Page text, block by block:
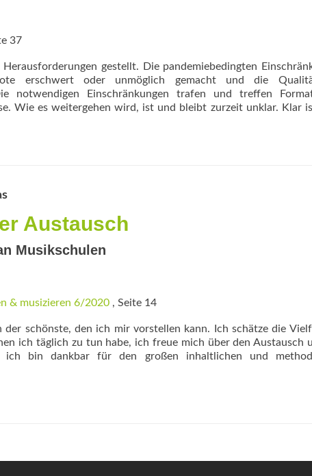
37
gestellt. Die pandemiebedingten
erschwert oder unmöglich gemacht und die
notwendigen Einschränkungen trafen und treffen
Wie es weitergehen wird, ist und bleibt zurzeit unklar. Klar
Austausch
Musikschulen
& musizieren 6/2020 , Seite 14
schönste, den ich mir vorstellen kann. Ich schätze die
ich täglich zu tun habe, ich freue mich über den Austausch
ich bin dankbar für den großen inhalt­lichen und